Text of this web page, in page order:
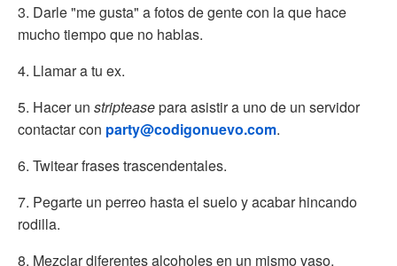
3. Darle "me gusta" a fotos de gente con la que hace
mucho tiempo que no hablas.
4. Llamar a tu ex.
5. Hacer un stripteasepara asistir a uno de un servidor
contactar con party@codigonuevo.com.
6. Twitear frases trascendentales.
7. Pegarte un perreo hasta el suelo y acabar hincando
rodilla.
8. Mezclar diferentes alcoholes en un mismo vaso.